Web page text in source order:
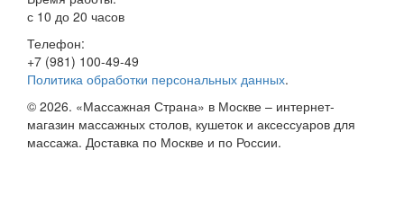
с 10 до 20 часов
Телефон:
+7 (981) 100-49-49
Политика обработки персональных данных.
© 2026. «Массажная Страна» в Москве – интернет-
магазин массажных столов, кушеток и аксессуаров для
массажа. Доставка по Москве и по России.